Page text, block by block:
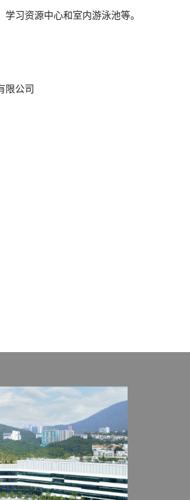
习资源中心和室内游泳池等。
限公司